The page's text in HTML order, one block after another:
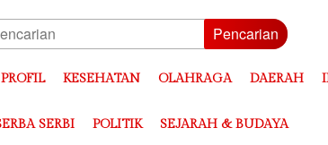
Pencarian
KESEHATAN OLAHRAGA DAERAH
SERBI POLITIK SEJARAH & BUDAYA